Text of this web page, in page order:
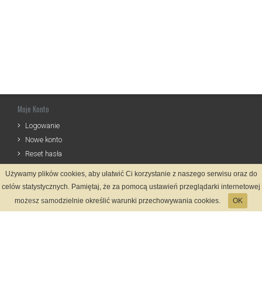
Moje Konto
Logowanie
Nowe konto
Reset hasła
Informacje
Regulamin
Używamy plików cookies, aby ułatwić Ci korzystanie z naszego serwisu oraz do
celów statystycznych. Pamiętaj, że za pomocą ustawień przeglądarki internetowej
możesz samodzielnie określić warunki przechowywania cookies.
OK